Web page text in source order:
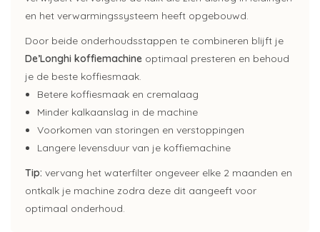
en het verwarmingssysteem heeft opgebouwd.
Door beide onderhoudsstappen te combineren blijft je
De’Longhi koffiemachine optimaal presteren en behoud
je de beste koffiesmaak.
Betere koffiesmaak en cremalaag
Minder kalkaanslag in de machine
Voorkomen van storingen en verstoppingen
Langere levensduur van je koffiemachine
Tip: vervang het waterfilter ongeveer elke 2 maanden en
ontkalk je machine zodra deze dit aangeeft voor
optimaal onderhoud.